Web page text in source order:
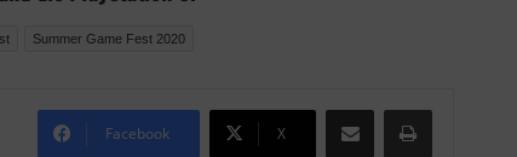
Summer Game Fest 2020
Facebook X